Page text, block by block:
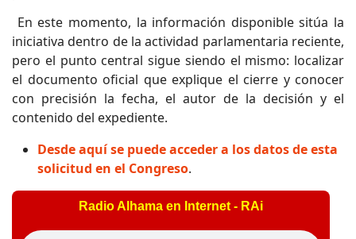
En este momento, la información disponible sitúa la
iniciativa dentro de la actividad parlamentaria reciente,
pero el punto central sigue siendo el mismo: localizar
el documento oficial que explique el cierre y conocer
con precisión la fecha, el autor de la decisión y el
contenido del expediente.
Desde aquí se puede acceder a los datos de esta
solicitud en el Congreso.
Radio Alhama en Internet - RAi